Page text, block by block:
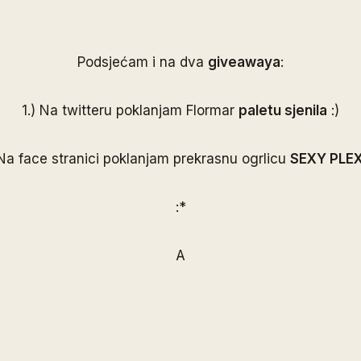
Podsjećam i na dva giveawaya:
1.) Na twitteru poklanjam Flormar paletu sjenila :)
face stranici poklanjam prekrasnu ogrlicu SEXY
:*
A